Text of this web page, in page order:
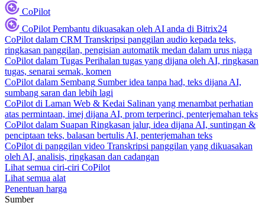
CoPilot
CoPilot Pembantu dikuasakan oleh AI anda di Bitrix24
CoPilot dalam CRM Transkripsi panggilan audio kepada teks,
ringkasan panggilan, pengisian automatik medan dalam urus niaga
CoPilot dalam Tugas Perihalan tugas yang dijana oleh AI, ringkasan
tugas, senarai semak, komen
CoPilot dalam Sembang Sumber idea tanpa had, teks dijana AI,
sumbang saran dan lebih lagi
CoPilot di Laman Web & Kedai Salinan yang menambat perhatian
atas permintaan, imej dijana AI, prom terperinci, penterjemahan teks
CoPilot dalam Suapan Ringkasan jalur, idea dijana AI, suntingan &
penciptaan teks, balasan bertulis AI, penterjemahan teks
CoPilot di panggilan video Transkripsi panggilan yang dikuasakan
oleh AI, analisis, ringkasan dan cadangan
Lihat semua ciri-ciri CoPilot
Lihat semua alat
Penentuan harga
Sumber